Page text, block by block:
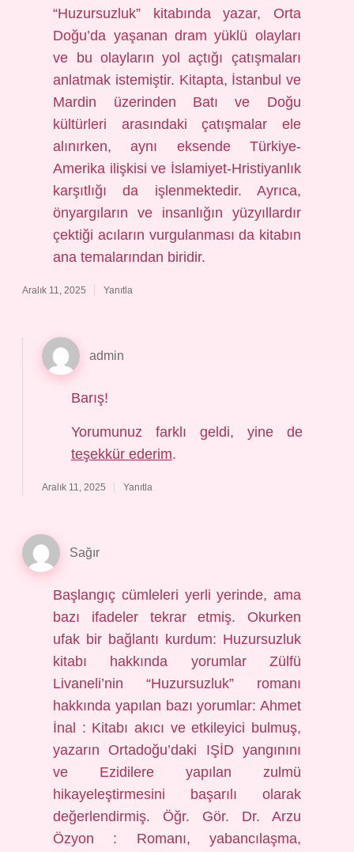
“Huzursuzluk” kitabında yazar, Orta
Doğu’da yaşanan dram yüklü olayları
ve bu olayların yol açtığı çatışmaları
anlatmak istemiştir. Kitapta, İstanbul ve
Mardin üzerinden Batı ve Doğu
kültürleri arasındaki çatışmalar ele
alınırken, aynı eksende Türkiye-
Amerika ilişkisi ve İslamiyet-Hristiyanlık
karşıtlığı da işlenmektedir. Ayrıca,
önyargıların ve insanlığın yüzyıllardır
çektiği acıların vurgulanması da kitabın
ana temalarından biridir.
Aralık 11, 2025 Yanıtla
admin
Barış!
Yorumunuz farklı geldi, yine de
teşekkür ederim.
Aralık 11, 2025 Yanıtla
Sağır
Başlangıç cümleleri yerli yerinde, ama
bazı ifadeler tekrar etmiş. Okurken
ufak bir bağlantı kurdum: Huzursuzluk
kitabı hakkında yorumlar Zülfü
Livaneli’nin “Huzursuzluk” romanı
hakkında yapılan bazı yorumlar: Ahmet
İnal : Kitabı akıcı ve etkileyici bulmuş,
yazarın Ortadoğu’daki IŞİD yangınını
ve Ezidilere yapılan zulmü
hikayeleştirmesini başarılı olarak
değerlendirmiş. Öğr. Gör. Dr. Arzu
Özyon : Romanı, yabancılaşma,